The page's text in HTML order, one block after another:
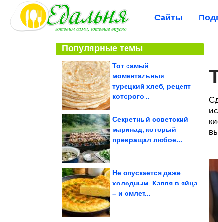
Сайты
Популярные темы
Тот самый
моментальный
турецкий хлеб, рецепт
которого...
Секретный советский
маринад, который
превращал любое...
Не опускается даже
холодным. Капля в яйца
– и омлет...